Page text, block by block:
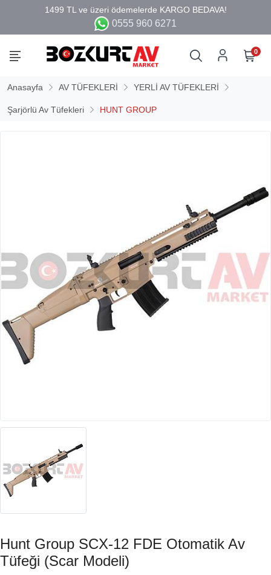
0555 960 6271
0
Anasayfa AV TÜFEKLERİ YERLİ AV TÜFEKLERİ
Şarjörlü Av Tüfekleri HUNT GROUP
Hunt Group SCX-12 FDE Otomatik Av
Tüfeği (Scar Modeli)